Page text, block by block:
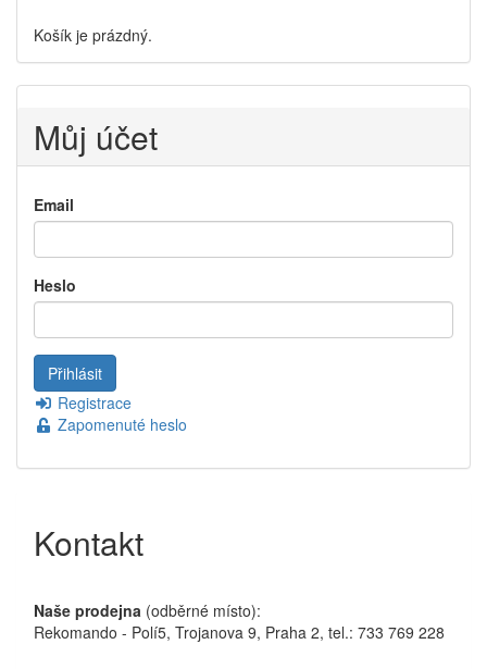
Košík je prázdný.
Můj účet
Email
Heslo
Registrace
Zapomenuté heslo
Kontakt
Naše prodejna (odběrné místo):
Rekomando - Polí5, Trojanova 9, Praha 2, tel.: 733 769 228